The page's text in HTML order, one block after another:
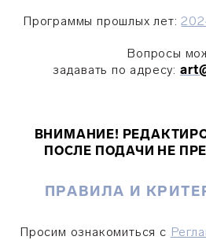
Программы прошлых лет:
Вопросы
задавать по адресу:
ВНИМАНИЕ!
ПОСЛЕ ПОДАЧИ НЕ
ПРАВИЛА И
Просим ознакомиться с